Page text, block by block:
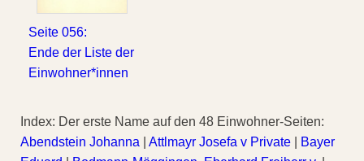
Seite 056:
Ende der Liste der
Einwohner*innen
Index: Der erste Name auf den 48 Einwohner-Seiten:
Abendstein Johanna
Attlmayr Josefa v Private
Bayer